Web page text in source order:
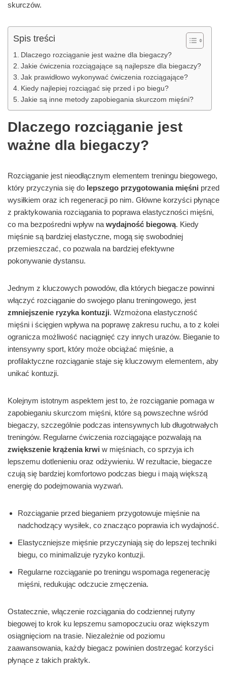
skurczów.
Spis treści
Dlaczego rozciąganie jest ważne dla biegaczy?
Jakie ćwiczenia rozciągające są najlepsze dla biegaczy?
Jak prawidłowo wykonywać ćwiczenia rozciągające?
Kiedy najlepiej rozciągać się przed i po biegu?
Jakie są inne metody zapobiegania skurczom mięśni?
Dlaczego rozciąganie jest
ważne dla biegaczy?
Rozciąganie jest nieodłącznym elementem treningu biegowego,
który przyczynia się do lepszego przygotowania mięśni przed
wysiłkiem oraz ich regeneracji po nim. Główne korzyści płynące
z praktykowania rozciągania to poprawa elastyczności mięśni,
co ma bezpośredni wpływ na wydajność biegową. Kiedy
mięśnie są bardziej elastyczne, mogą się swobodniej
przemieszczać, co pozwala na bardziej efektywne
pokonywanie dystansu.
Jednym z kluczowych powodów, dla których biegacze powinni
włączyć rozciąganie do swojego planu treningowego, jest
zmniejszenie ryzyka kontuzji. Wzmożona elastyczność
mięśni i ścięgien wpływa na poprawę zakresu ruchu, a to z kolei
ogranicza możliwość naciągnięć czy innych urazów. Bieganie to
intensywny sport, który może obciążać mięśnie, a
profilaktyczne rozciąganie staje się kluczowym elementem, aby
unikać kontuzji.
Kolejnym istotnym aspektem jest to, że rozciąganie pomaga w
zapobieganiu skurczom mięśni, które są powszechne wśród
biegaczy, szczególnie podczas intensywnych lub długotrwałych
treningów. Regularne ćwiczenia rozciągające pozwalają na
zwiększenie krążenia krwi w mięśniach, co sprzyja ich
lepszemu dotlenieniu oraz odżywieniu. W rezultacie, biegacze
czują się bardziej komfortowo podczas biegu i mają większą
energię do podejmowania wyzwań.
Rozciąganie przed bieganiem przygotowuje mięśnie na
nadchodzący wysiłek, co znacząco poprawia ich wydajność.
Elastyczniejsze mięśnie przyczyniają się do lepszej techniki
biegu, co minimalizuje ryzyko kontuzji.
Regularne rozciąganie po treningu wspomaga regenerację
mięśni, redukując odczucie zmęczenia.
Ostatecznie, włączenie rozciągania do codziennej rutyny
biegowej to krok ku lepszemu samopoczuciu oraz większym
osiągnięciom na trasie. Niezależnie od poziomu
zaawansowania, każdy biegacz powinien dostrzegać korzyści
płynące z takich praktyk.